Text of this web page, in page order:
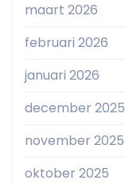
maart 2026
februari 2026
januari 2026
december 2025
november 2025
oktober 2025